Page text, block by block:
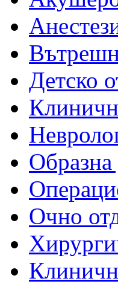
Детско
Образна
Очно